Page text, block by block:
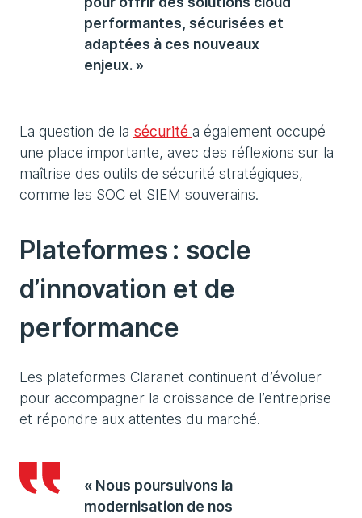
performantes, sécurisées et
adaptées à ces nouveaux
enjeux. »
La question de la sécurité a également occupé
une place importante, avec des réflexions sur la
maîtrise des outils de sécurité stratégiques,
comme les SOC et SIEM souverains.
Plateformes : socle
d’innovation et de
performance
Les plateformes Claranet continuent d’évoluer
pour accompagner la croissance de l’entreprise
et répondre aux attentes du marché.
« Nous poursuivons la
modernisation de nos